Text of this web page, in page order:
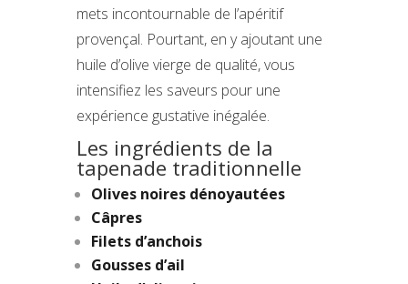
mets incontournable de l’apéritif
provençal. Pourtant, en y ajoutant une
huile d’olive vierge de qualité, vous
intensifiez les saveurs pour une
expérience gustative inégalée.
Les ingrédients de la
tapenade traditionnelle
Olives noires dénoyautées
Câpres
Filets d’anchois
Gousses d’ail